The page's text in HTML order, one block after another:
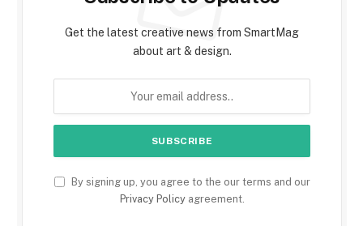
Get the latest creative news from SmartMag
about art & design.
By signing up, you agree to the our terms and our
Privacy Policyagreement.